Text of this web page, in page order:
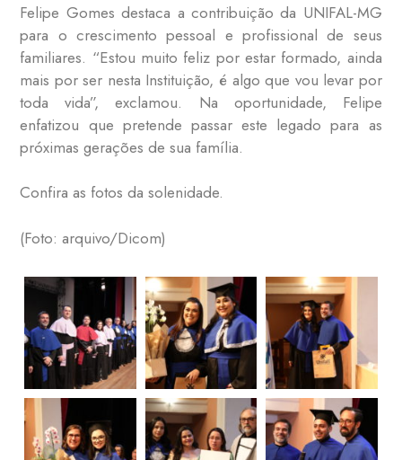
Felipe Gomes destaca a contribuição da UNIFAL-MG
para o crescimento pessoal e profissional de seus
familiares. “Estou muito feliz por estar formado, ainda
mais por ser nesta Instituição, é algo que vou levar por
toda vida”, exclamou. Na oportunidade, Felipe
enfatizou que pretende passar este legado para as
próximas gerações de sua família.
Confira as fotos da solenidade.
(Foto: arquivo/Dicom)